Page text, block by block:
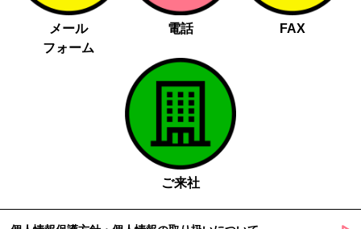
メール
フォーム
電話 FAX
ご来社